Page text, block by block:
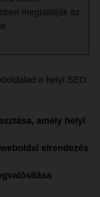
megtalálják az
a helyi SEO
amely helyi
elrendezés